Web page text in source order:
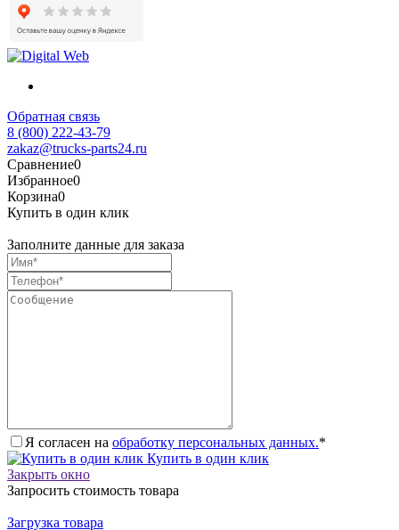
Обратная связь
8 (800) 222-43-79
zakaz@trucks-parts24.ru
Сравнение0
Избранное0
Корзина0
Купить в один клик
Заполните данные для заказа
Я согласен на обработку персональных данных.*
Купить в один клик
Закрыть окно
Запросить стоимость товара
Загрузка товара